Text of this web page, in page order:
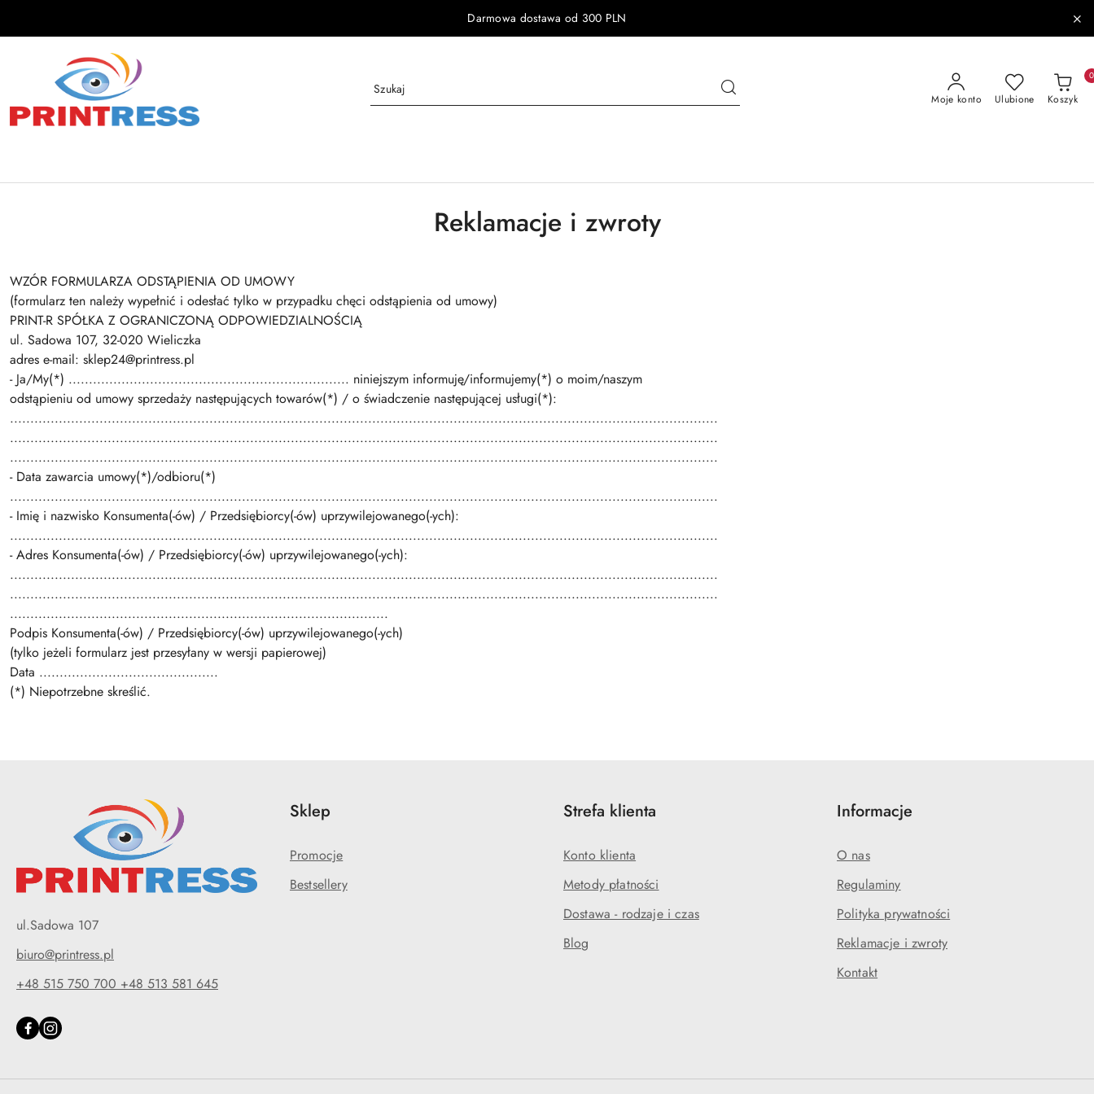
Darmowa dostawa od 300 PLN
Moje konto Ulubione Koszyk
0
Reklamacje i zwroty
WZÓR FORMULARZA ODSTĄPIENIA OD UMOWY
(formularz ten należy wypełnić i odesłać tylko w przypadku chęci odstąpienia od umowy)
PRINT-R SPÓŁKA Z OGRANICZONĄ ODPOWIEDZIALNOŚCIĄ
ul. Sadowa 107, 32-020 Wieliczka
adres e-mail: sklep24@printress.pl
- Ja/My(*) ..................................................................... niniejszym informuję/informujemy(*) o moim/naszym
odstąpieniu od umowy sprzedaży następujących towarów(*) / o świadczenie następującej usługi(*):
..............................................................................................................................................................................
..............................................................................................................................................................................
..............................................................................................................................................................................
- Data zawarcia umowy(*)/odbioru(*)
..............................................................................................................................................................................
- Imię i nazwisko Konsumenta(-ów) / Przedsiębiorcy(-ów) uprzywilejowanego(-ych):
..............................................................................................................................................................................
- Adres Konsumenta(-ów) / Przedsiębiorcy(-ów) uprzywilejowanego(-ych):
..............................................................................................................................................................................
..............................................................................................................................................................................
.............................................................................................
Podpis Konsumenta(-ów) / Przedsiębiorcy(-ów) uprzywilejowanego(-ych)
(tylko jeżeli formularz jest przesyłany w wersji papierowej)
Data ............................................
(*) Niepotrzebne skreślić.
ul.Sadowa 107
biuro@printress.pl
+48 515 750 700 +48 513 581 645
Sklep
Promocje
Bestsellery
Strefa klienta
Konto klienta
Metody płatności
Dostawa - rodzaje i czas
Blog
Informacje
O nas
Regulaminy
Polityka prywatności
Reklamacje i zwroty
Kontakt